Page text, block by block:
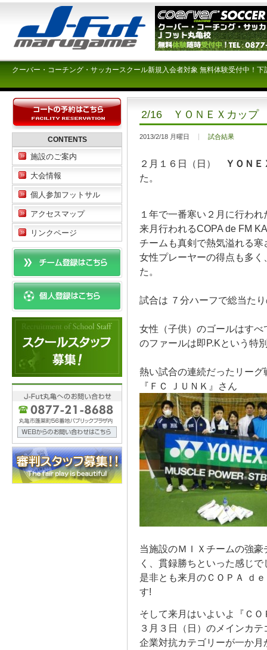
クーバー・コーチング・サッカースクール新規入会者対象 無料体験受付中！
2/16 ＹＯＮＥＸカッ
2013/2/18 月曜日 試合結果
２月１６日（日）
ＹＯＮ
た。
１年で一番寒い２月に行わ
来月行われるCOPA de FM
チームも真剣で熱気溢れる
女性プレーヤーの得点も多
た。
試合は ７分ハーフで総当た
女性（子供）のゴールはす
のファールは即P.Kという特
熱い試合の連続だったリー
『ＦＣ ＪＵＮＫ』さん
当施設のＭＩＸチームの強
く、貫録勝ちといった感じで
是非とも来月のＣＯＰＡ ｄ
す!
そして来月はいよいよ『Ｃ
３月３日（日）のメインカ
企業対抗カテゴリーが一か
CONTENTS
施設のご案内
大会情報
個人参加フットサル
アクセスマップ
リンクページ